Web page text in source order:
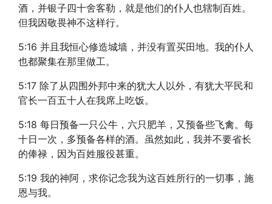
酒，并银子四十舍客勒，就是他们的仆人也辖制百姓。
但我因敬畏神不这样行。
5:16 并且我恒心修造城墙，并没有置买田地。我的仆人
也都聚集在那里做工。
5:17 除了从四围外邦中来的犹大人以外，有犹大平民和
官长一百五十人在我席上吃饭。
5:18 每日预备一只公牛，六只肥羊，又预备些飞禽。每
十日一次，多预备各样的酒。虽然如此，我并不要省长
的俸禄，因为百姓服役甚重。
5:19 我的神阿，求你记念我为这百姓所行的一切事，施
恩与我。